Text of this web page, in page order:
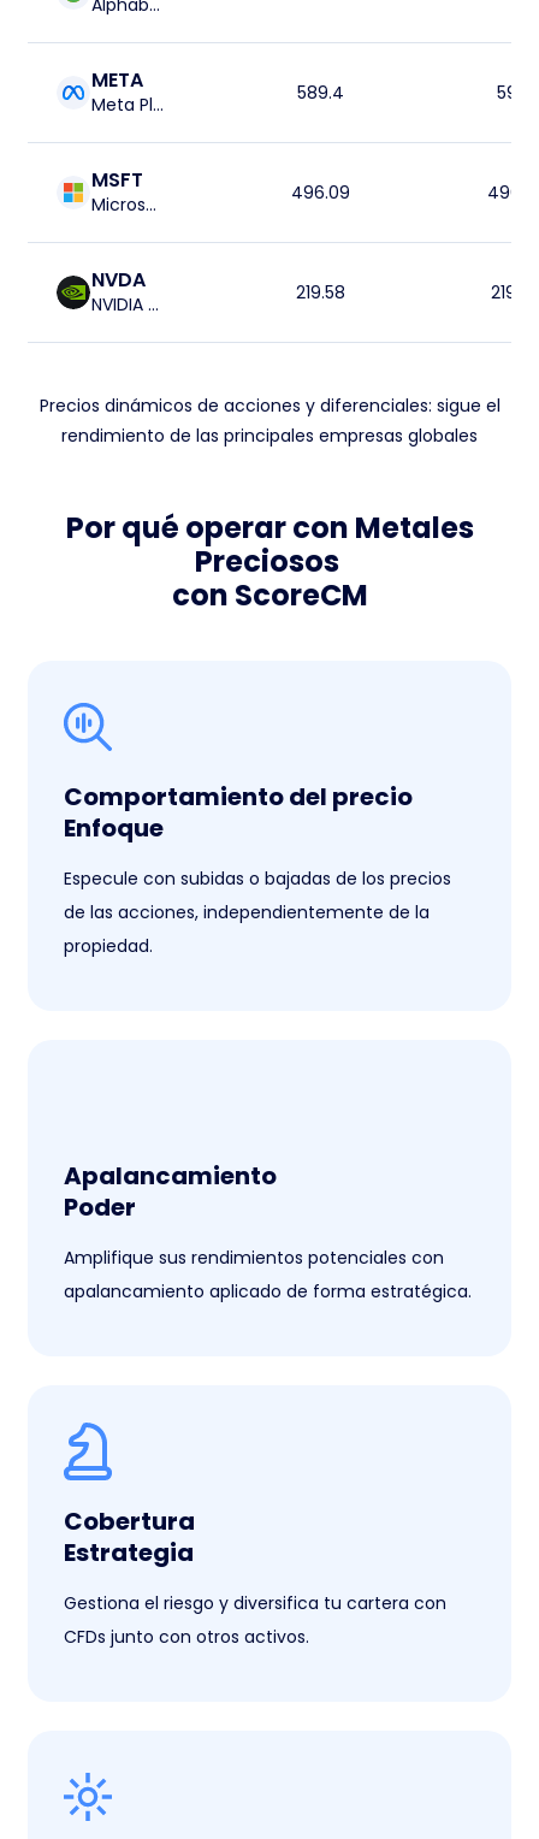
Alphabet Inc (Google) Clase C
META
Meta Platforms 589.45
MSFT
Microsoft Corp. 496.09
NVDA
NVIDIA CORP 219.58
Precios dinámicos de acciones y diferenciales: sigue el
rendimiento de las principales empresas globales
Por qué operar con Metales
Preciosos
con ScoreCM
Comportamiento del precio
Enfoque
Especule con subidas o bajadas de los precios
de las acciones, independientemente de la
propiedad.
Apalancamiento
Poder
Amplifique sus rendimientos potenciales con
apalancamiento aplicado de forma estratégica.
Cobertura
Estrategia
Gestiona el riesgo y diversifica tu cartera con
CFDs junto con otros activos.